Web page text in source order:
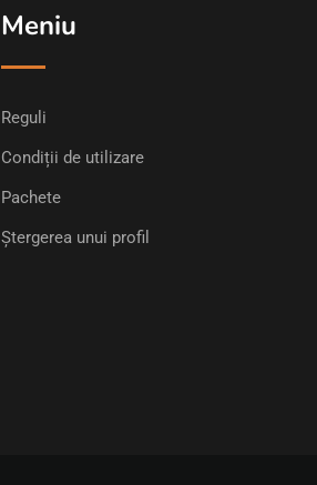
Meniu
Reguli
Condiții de utilizare
Pachete
Ștergerea unui profil